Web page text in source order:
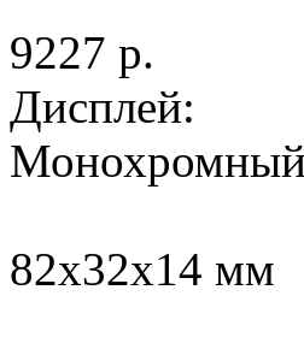
9227 p.
Дисплей:
82х32х14 мм